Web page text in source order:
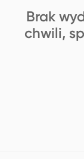
Brak
chwili,